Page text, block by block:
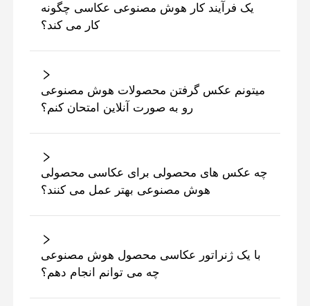
یک فرآیند کار هوش مصنوعی عکاسی چگونه
کار می کند؟
میتونم عکس گرفتن محصولات هوش مصنوعی
رو به صورت آنلاین امتحان کنم؟
چه عکس های محصولی برای عکاسی محصولی
هوش مصنوعی بهتر عمل می کنند؟
با یک ژنراتور عکاسی محصول هوش مصنوعی
چه می توانم انجام دهم؟